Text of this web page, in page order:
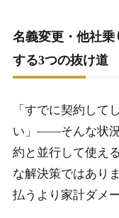
名義変更・他社
する3つの抜け道
「すでに契約して
い」――そんな状
約と並行して使える
な解決策ではあり
払うより家計ダメ